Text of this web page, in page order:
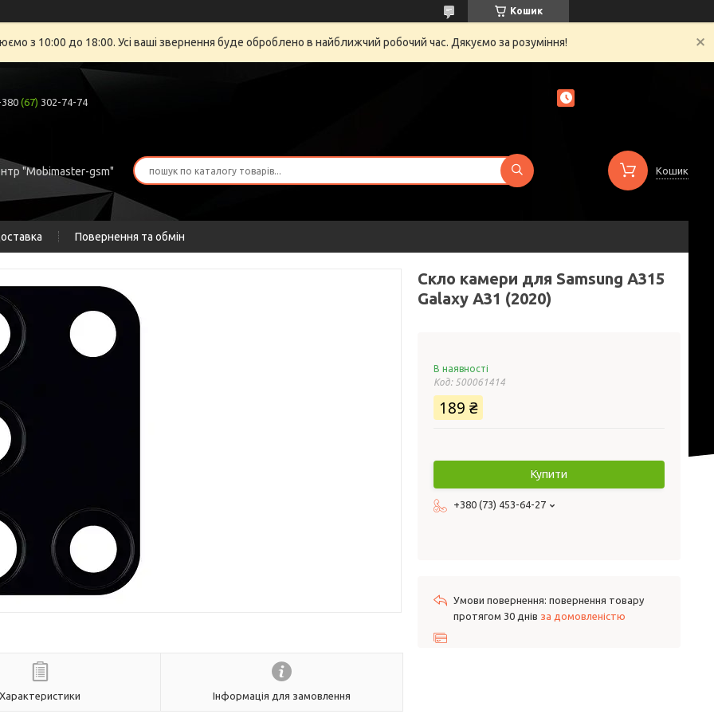
Кошик
з 10:00 до 18:00. Усі ваші звернення буде оброблено в найближчий робочий час. Дякуємо за розуміння!
(67) 302-74-74
"Mobimaster-gsm" Кошик
Повернення та обмін
Характеристики Інформація для замовлення
Скло камери для Samsung A315
Galaxy A31 (2020)
В наявності
Код: 500061414
189 ₴
Купити
+380 (73) 453-64-27
повернення товару
протягом 30 днів за домовленістю